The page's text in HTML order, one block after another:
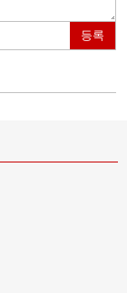
등록